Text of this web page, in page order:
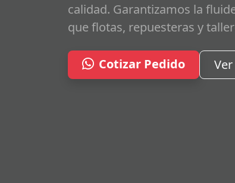
calidad. Garantizamos la
que flotas, repuesteras y
Cotizar Pedido